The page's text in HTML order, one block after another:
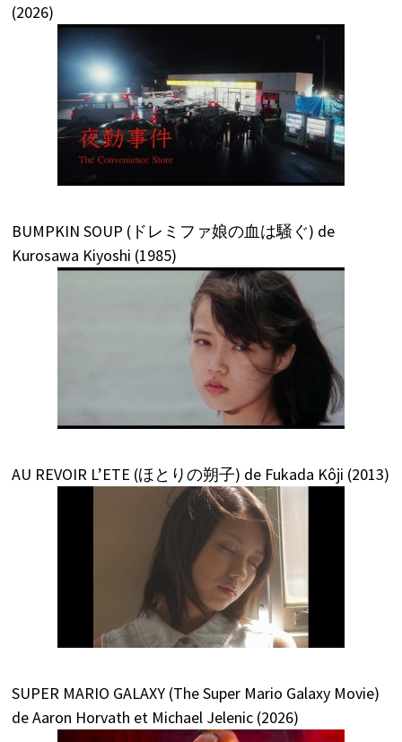
(2026)
BUMPKIN SOUP (ドレミファ娘の血は騒ぐ) de
Kurosawa Kiyoshi (1985)
AU REVOIR L’ETE (ほとりの朔子) de Fukada Kôji (2013)
SUPER MARIO GALAXY (The Super Mario Galaxy Movie)
de Aaron Horvath et Michael Jelenic (2026)